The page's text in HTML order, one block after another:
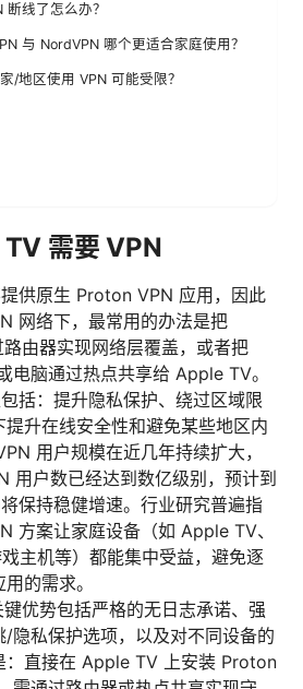
断线了怎么办？
与 NordVPN 哪个更适合家庭使用？
/地区使用 VPN 可能受限？
需要 VPN
供原生 Proton VPN 应用，因此
网络下，最常用的办法是把
由器实现网络层覆盖，或者把
电脑通过热点共享给 Apple TV。
括：提升隐私保护、绕过区域限
升在线安全性和避免某些地区内
用户规模在近几年持续扩大，
用户数已经达到数亿级别，预计到
保持稳健增速。行业研究普遍指
方案让家庭设备（如 Apple TV、
主机等）都能集中受益，避免逐
的需求。
优势包括严格的无日志承诺、强
隐私保护选项，以及对不同设备的
：直接在 Apple TV 上安装 Proton